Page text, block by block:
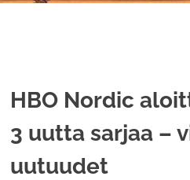
HBO Nordic
3 uutta sarjaa –
uutuudet